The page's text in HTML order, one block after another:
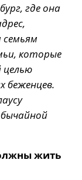
где она
семьям
которые
целью
беженцев.
жить